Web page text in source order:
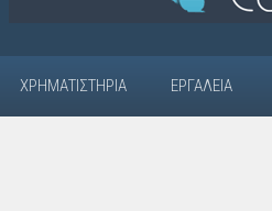
ΧΡΗΜΑΤΙΣΤΉΡΙΑ ΕΡΓΑΛΕΊΑ